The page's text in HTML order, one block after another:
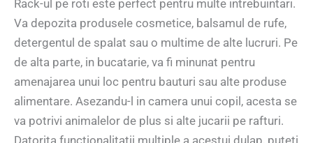
Rack-ul pe roti este perfect pentru multe intrebuintari.
Va depozita produsele cosmetice, balsamul de rufe,
detergentul de spalat sau o multime de alte lucruri. Pe
de alta parte, in bucatarie, va fi minunat pentru
amenajarea unui loc pentru bauturi sau alte produse
alimentare. Asezandu-l in camera unui copil, acesta se
va potrivi animalelor de plus si alte jucarii pe rafturi.
Datorita functionalitatii multiple a acestui dulap, puteti